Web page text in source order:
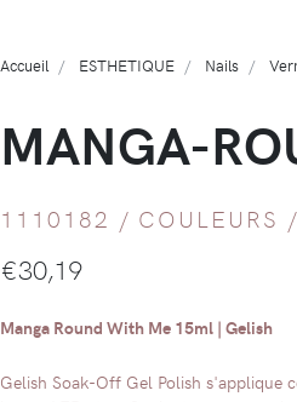
Accueil ESTHETIQUE Nails
MANGA-
1110182 / COULEURS /
€30,19
Manga Round With Me 15ml | Gelish
Gelish Soak-Off Gel Polish s'applique